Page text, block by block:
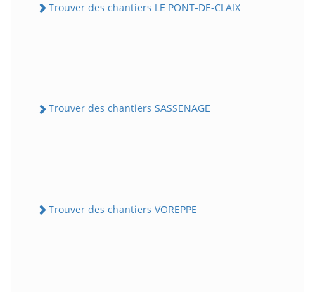
Trouver des chantiers LE PONT-DE-CLAIX
Trouver des chantiers SASSENAGE
Trouver des chantiers VOREPPE